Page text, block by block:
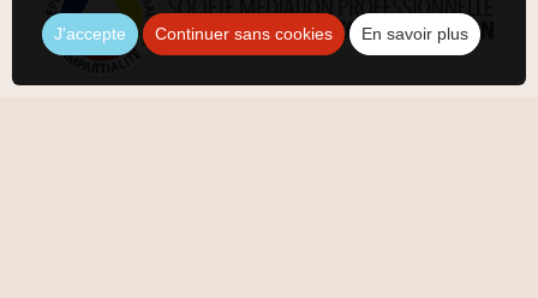
J'accepte Continuer sans cookies En savoir plus